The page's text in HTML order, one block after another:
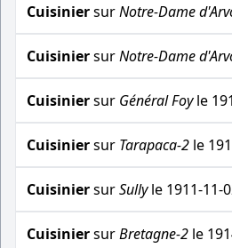
CuisiniersurNotre-Dame
CuisiniersurNotre-Dame
Cuisiniersur Général Foyle
Cuisiniersur Tarapaca-2 le
CuisiniersurSullyle 1911-11-
CuisiniersurBretagne-2 le